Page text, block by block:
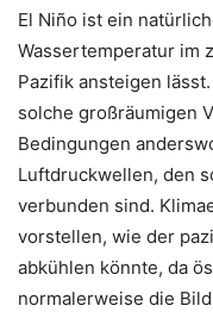
El Niño ist ein
Wassertemperatur im
Pazifik ansteigen
solche großräumigen
Bedingungen
Luftdruckwellen, den
verbunden sind.
vorstellen, wie der
abkühlen könnte, da
normalerweise die